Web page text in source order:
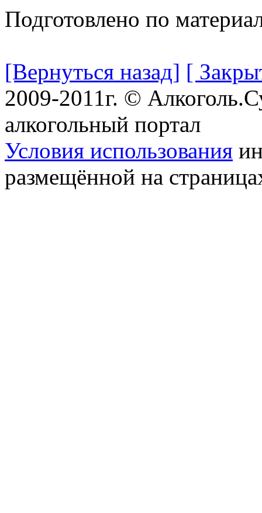
Подготовлено по
[Вернуться назад] [
2009-2011г. ©
алкогольный портал
Условия использования
размещённой на